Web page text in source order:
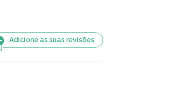
Adicione às suas revisões